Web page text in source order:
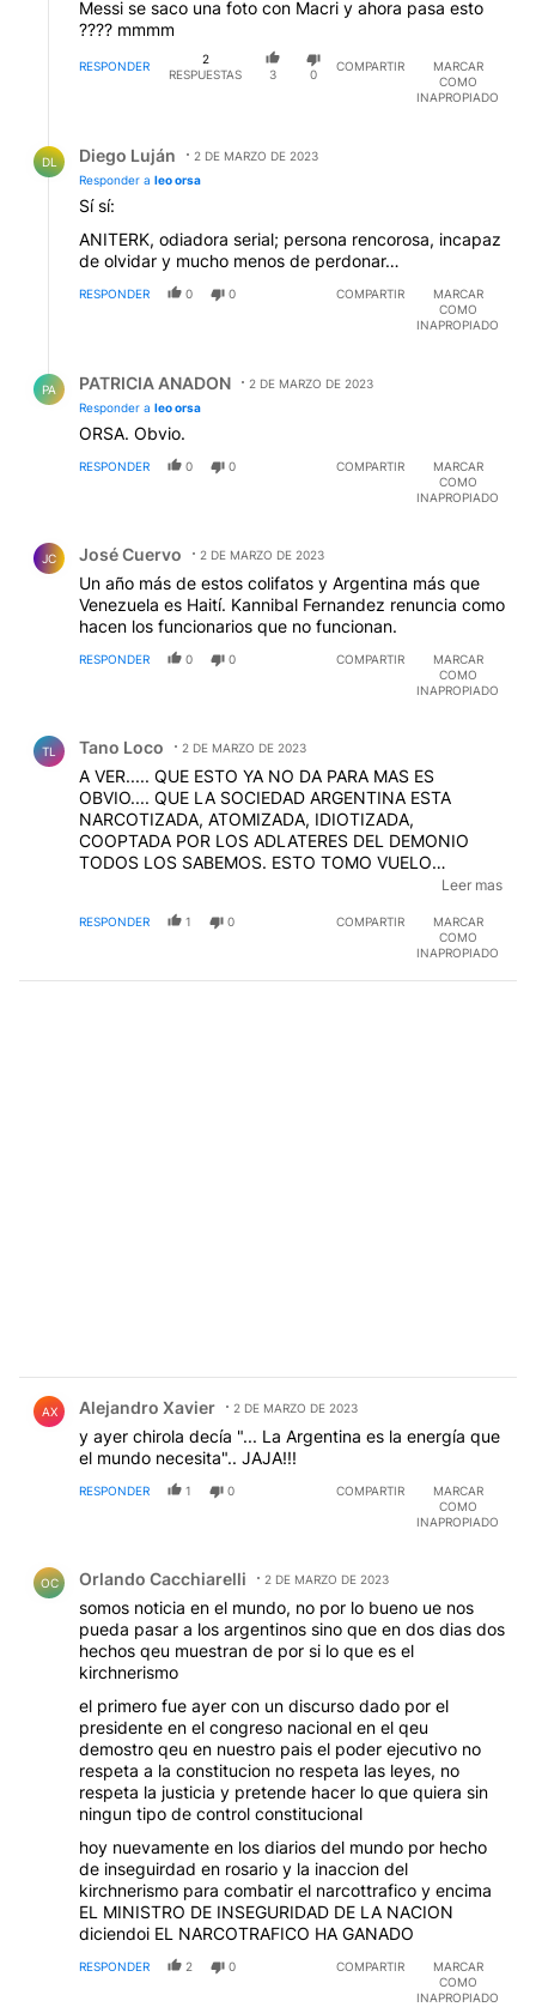
Messi se saco una foto con Macri y ahora pasa esto
???? mmmm
RESPONDER
2
RESPUESTAS
3 0
COMPARTIR
MARCAR
COMO
INAPROPIADO
DL Diego Luján
2 DE MARZO DE 2023
Responder a leo orsa
Sí sí:
ANITERK, odiadora serial; persona rencorosa, incapaz
de olvidar y mucho menos de perdonar…
RESPONDER 0 0 COMPARTIR
MARCAR
COMO
INAPROPIADO
PA PATRICIA ANADON
2 DE MARZO DE 2023
Responder a leo orsa
ORSA. Obvio.
RESPONDER 0 0 COMPARTIR
MARCAR
COMO
INAPROPIADO
JC José Cuervo 2 DE MARZO DE 2023
Un año más de estos colifatos y Argentina más que
Venezuela es Haití. Kannibal Fernandez renuncia como
hacen los funcionarios que no funcionan.
RESPONDER 0 0 COMPARTIR
MARCAR
COMO
INAPROPIADO
TL Tano Loco 2 DE MARZO DE 2023
A VER..... QUE ESTO YA NO DA PARA MAS ES
OBVIO.... QUE LA SOCIEDAD ARGENTINA ESTA
NARCOTIZADA, ATOMIZADA, IDIOTIZADA,
COOPTADA POR LOS ADLATERES DEL DEMONIO
TODOS LOS SABEMOS. ESTO TOMO VUELO
SUFRE LAGENTE TRABAJADORA ESO NO IMPORTA?
ES UNA SENSACION? DEBEMOS ESPERAR LA
Leer mas
RESPONDER 1 0 COMPARTIR
MARCAR
COMO
INAPROPIADO
AX Alejandro Xavier 2 DE MARZO DE 2023
y ayer chirola decía "... La Argentina es la energía que
el mundo necesita".. JAJA!!!
RESPONDER 1 0 COMPARTIR
MARCAR
COMO
INAPROPIADO
OC Orlando Cacchiarelli 2 DE MARZO DE 2023
somos noticia en el mundo, no por lo bueno ue nos
pueda pasar a los argentinos sino que en dos dias dos
hechos qeu muestran de por si lo que es el
kirchnerismo
el primero fue ayer con un discurso dado por el
presidente en el congreso nacional en el qeu
demostro qeu en nuestro pais el poder ejecutivo no
respeta a la constitucion no respeta las leyes, no
respeta la justicia y pretende hacer lo que quiera sin
ningun tipo de control constitucional
hoy nuevamente en los diarios del mundo por hecho
de inseguirdad en rosario y la inaccion del
kirchnerismo para combatir el narcottrafico y encima
EL MINISTRO DE INSEGURIDAD DE LA NACION
diciendoi EL NARCOTRAFICO HA GANADO
RESPONDER 2 0 COMPARTIR
MARCAR
COMO
INAPROPIADO